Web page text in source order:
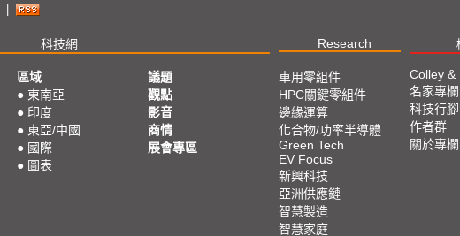
科技網 Research
區域
● 東南亞
● 印度
● 東亞/中國
● 國際
● 圖表
議題
觀點
影音
商情
展會專區
車用零組件
HPC關鍵零組件
邊緣運算
化合物/功率半導體
Green Tech
EV Focus
新興科技
亞洲供應鏈
智慧製造
智慧家庭
Colley &
名家專欄
科技行腳
作者群
關於專欄